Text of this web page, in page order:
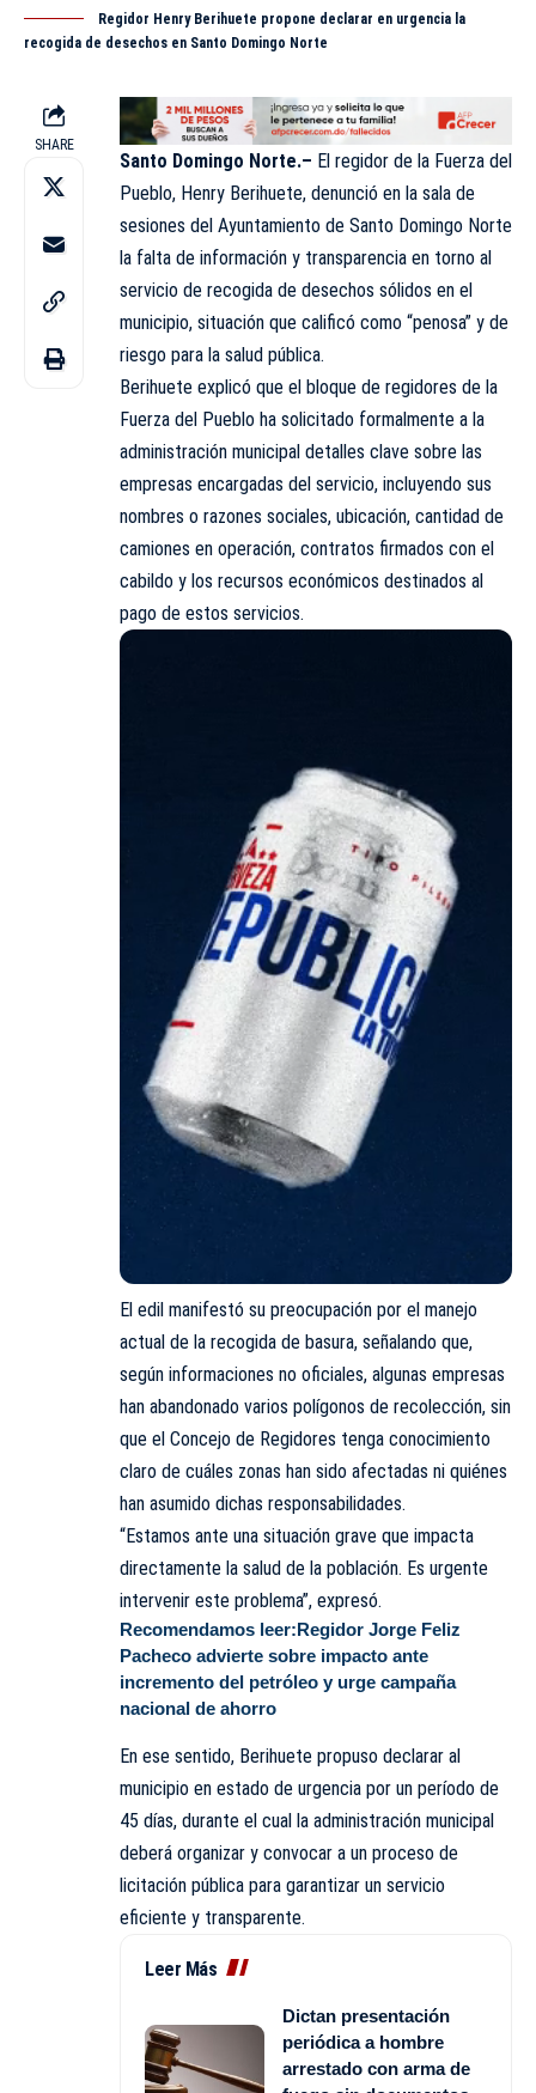
Regidor Henry Berihuete propone declarar en urgencia la
recogida de desechos en Santo Domingo Norte
SHARE
Santo Domingo Norte.– El regidor de la Fuerza del
Pueblo, Henry Berihuete, denunció en la sala de
sesiones del Ayuntamiento de Santo Domingo Norte
la falta de información y transparencia en torno al
servicio de recogida de desechos sólidos en el
municipio, situación que calificó como “penosa” y de
riesgo para la salud pública.
Berihuete explicó que el bloque de regidores de la
Fuerza del Pueblo ha solicitado formalmente a la
administración municipal detalles clave sobre las
empresas encargadas del servicio, incluyendo sus
nombres o razones sociales, ubicación, cantidad de
camiones en operación, contratos firmados con el
cabildo y los recursos económicos destinados al
pago de estos servicios.
El edil manifestó su preocupación por el manejo
actual de la recogida de basura, señalando que,
según informaciones no oficiales, algunas empresas
han abandonado varios polígonos de recolección, sin
que el Concejo de Regidores tenga conocimiento
claro de cuáles zonas han sido afectadas ni quiénes
han asumido dichas responsabilidades.
“Estamos ante una situación grave que impacta
directamente la salud de la población. Es urgente
intervenir este problema”, expresó.
Recomendamos leer:Regidor Jorge Feliz
Pacheco advierte sobre impacto ante
incremento del petróleo y urge campaña
nacional de ahorro
En ese sentido, Berihuete propuso declarar al
municipio en estado de urgencia por un período de
45 días, durante el cual la administración municipal
deberá organizar y convocar a un proceso de
licitación pública para garantizar un servicio
eficiente y transparente.
Leer Más
Dictan presentación
periódica a hombre
arrestado con arma de